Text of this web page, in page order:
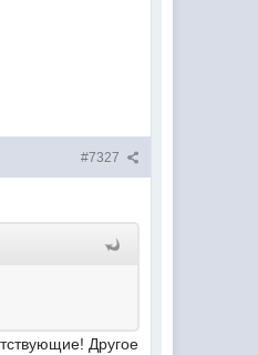
#7327
Другое